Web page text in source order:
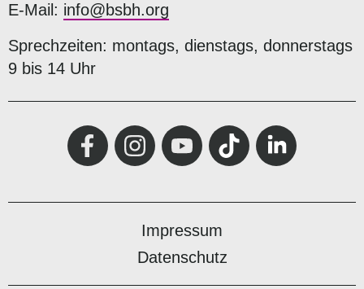
E-Mail: info@bsbh.org
Sprechzeiten: montags, dienstags, donnerstags
9 bis 14 Uhr
Impressum
Datenschutz